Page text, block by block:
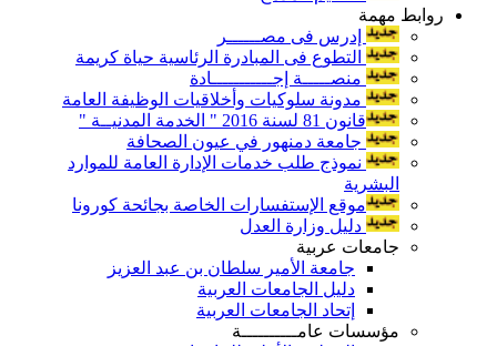
روابط مهمة
إدرس فى مصــــــر
التطوع فى المبادرة الرئاسية حياة كريمة
منصـــــة إجـــــــــــادة
مدونة سلوكيات وأخلاقيات الوظيفة العامة
قانون 81 لسنة 2016 " الخدمة المدنيــة "
جامعة دمنهور في عيون الصحافة
نموذج طلب خدمات الإدارة العامة للموارد
البشرية
موقع الإستفسارات الخاصة بجائحة كورونا
دليل وزارة العدل
جامعات عربية
جامعة الأمير سلطان بن عبد العزيز
دليل الجامعات العربية
إتحاد الجامعات العربية
مؤسسات عامــــــــــة